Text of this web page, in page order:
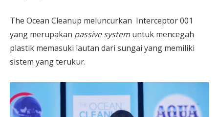
The Ocean Cleanup meluncurkan Interceptor 001
yang merupakan passive system untuk mencegah
plastik memasuki lautan dari sungai yang memiliki
sistem yang terukur.